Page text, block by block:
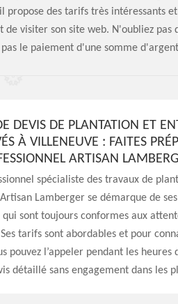
des tarifs très intéressants et
de visiter son site web. N'oubliez pas
le paiement d'une somme
DEVIS DE PLANTATION ET
À VILLENEUVE : FAITES
ARTISAN
spécialiste des travaux de
Lamberger se démarque de
qui sont toujours conformes aux
tarifs sont abordables et pour
pouvez l’appeler pendant les heures
détaillé sans engagement dans les